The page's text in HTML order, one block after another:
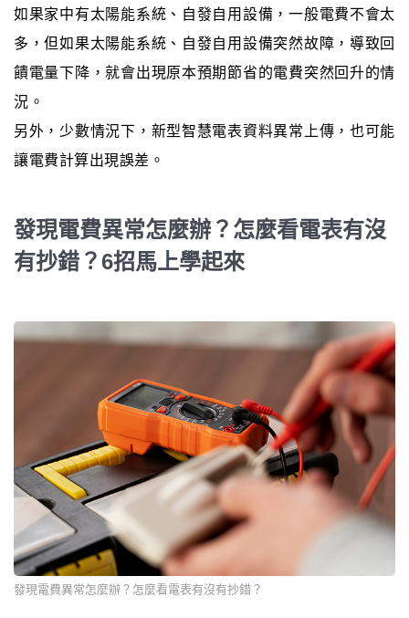
如果家中有太陽能系統、自發自用設備，一般電費不會太
多，但如果太陽能系統、自發自用設備突然故障，導致回
饋電量下降，就會出現原本預期節省的電費突然回升的情
況。
另外，少數情況下，新型智慧電表資料異常上傳，也可能
讓電費計算出現誤差。
發現電費異常怎麼辦？怎麼看電表有沒
有抄錯？6招馬上學起來
發現電費異常怎麼辦？怎麼看電表有沒有抄錯？